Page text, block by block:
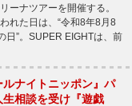
ーナツアーを開催する。
れた日は、“令和8年8月8
日”。SUPER EIGHTは、前
ナイトニッポン』パ
相談を受け『遊戯